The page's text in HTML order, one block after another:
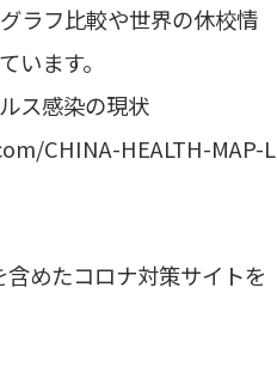
ラフ比較や世界の休校情
います。
ス感染の現状
CHINA-HEALTH-MAP-L
めたコロナ対策サイトを